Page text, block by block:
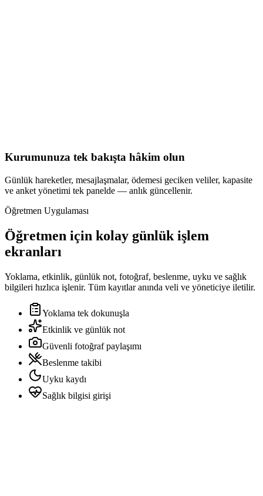
Kurumunuza tek bakışta hâkim olun
Günlük hareketler, mesajlaşmalar, ödemesi geciken veliler, kapasite
ve anket yönetimi tek panelde — anlık güncellenir.
Öğretmen Uygulaması
Öğretmen için kolay günlük işlem
ekranları
Yoklama, etkinlik, günlük not, fotoğraf, beslenme, uyku ve sağlık
bilgileri hızlıca işlenir. Tüm kayıtlar anında veli ve yöneticiye iletilir.
Yoklama tek dokunuşla
Etkinlik ve günlük not
Güvenli fotoğraf paylaşımı
Beslenme takibi
Uyku kaydı
Sağlık bilgisi girişi